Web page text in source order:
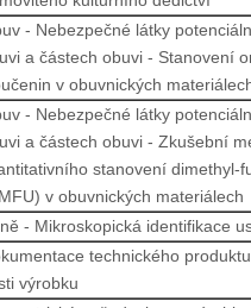
- Nebezpečné látky
a částech obuvi - Stanovení
v obuvnických
- Nebezpečné látky
a částech obuvi - Zkušební
stanovení dimethyl-
v obuvnických materiálech
- Mikroskopická identifikace
technického
výrobku